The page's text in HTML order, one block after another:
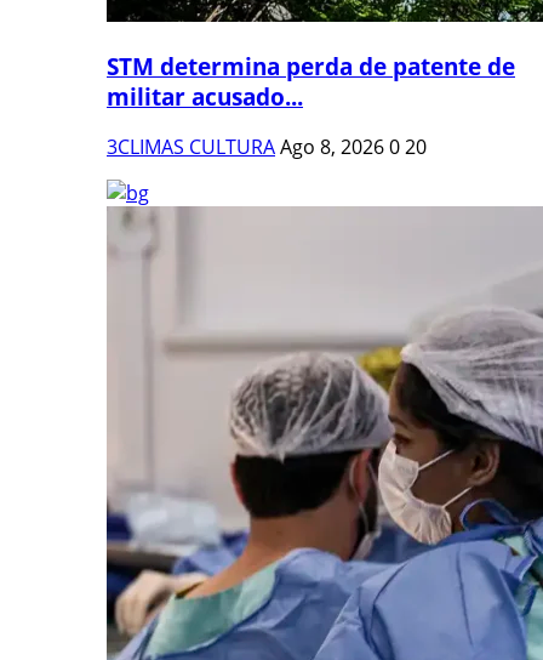
STM determina perda de patente de
militar acusado...
3CLIMAS CULTURAAgo 8, 2026020